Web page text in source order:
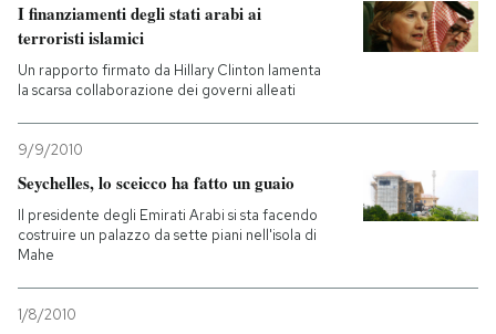
I finanziamenti degli stati arabi ai
terroristi islamici
Un rapporto firmato da Hillary Clinton lamenta
la scarsa collaborazione dei governi alleati
9/9/2010
Seychelles, lo sceicco ha fatto un guaio
Il presidente degli Emirati Arabi si sta facendo
costruire un palazzo da sette piani nell'isola di
Mahe
1/8/2010